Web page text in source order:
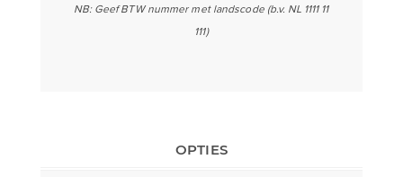
NB: Geef BTW nummer met landscode (b.v. NL 1111 11
111)
OPTIES